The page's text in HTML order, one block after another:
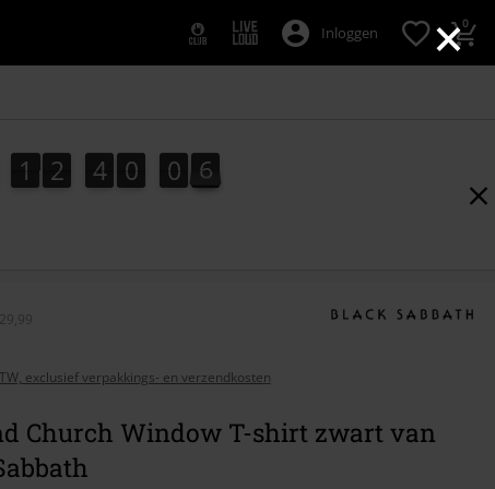
×
Inloggen 0
1
1 2
2 4
4 0
0 0
1
0 4
5
4
6
5
exclusief verpakkings- en verzendkosten
Church Window T-shirt zwart van